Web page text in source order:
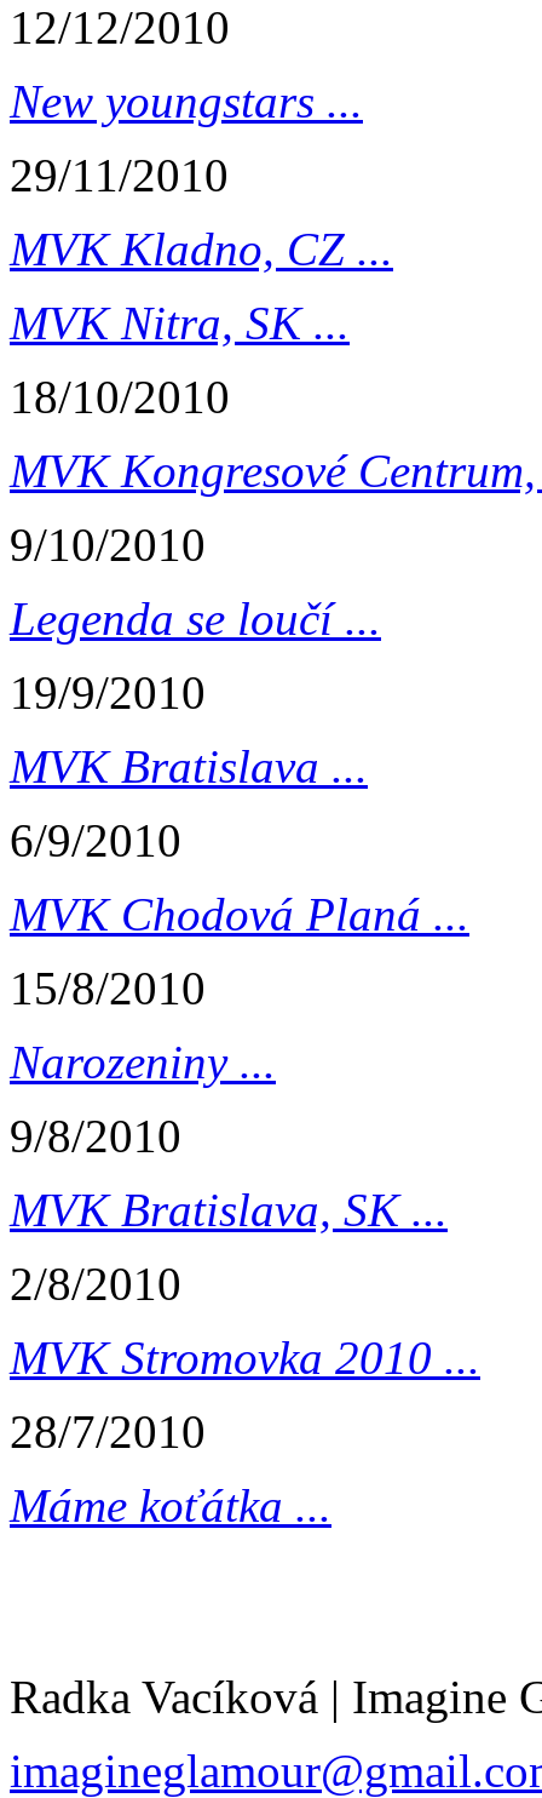
12/12/2010
New youngstars ...
29/11/2010
MVK Kladno, CZ ...
MVK Nitra, SK ...
18/10/2010
MVK Kongresové
9/10/2010
Legenda se loučí ...
19/9/2010
MVK Bratislava ...
6/9/2010
MVK Chodová Planá ...
15/8/2010
Narozeniny ...
9/8/2010
MVK Bratislava, SK ...
2/8/2010
MVK Stromovka 2010 ...
28/7/2010
Máme koťátka ...
Radka Vacíková | Imagine